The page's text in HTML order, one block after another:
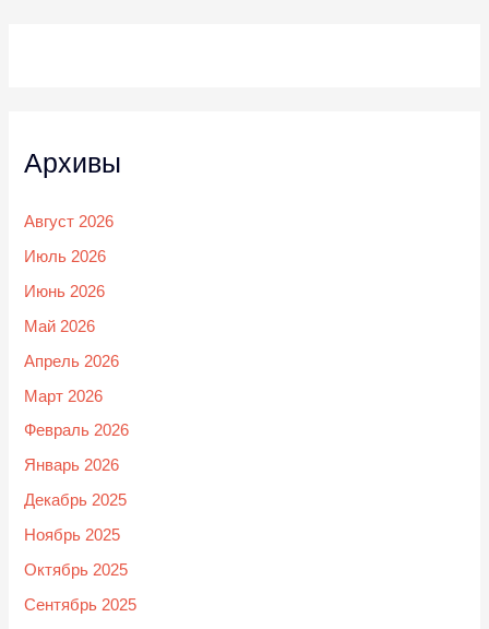
Архивы
Август 2026
Июль 2026
Июнь 2026
Май 2026
Апрель 2026
Март 2026
Февраль 2026
Январь 2026
Декабрь 2025
Ноябрь 2025
Октябрь 2025
Сентябрь 2025